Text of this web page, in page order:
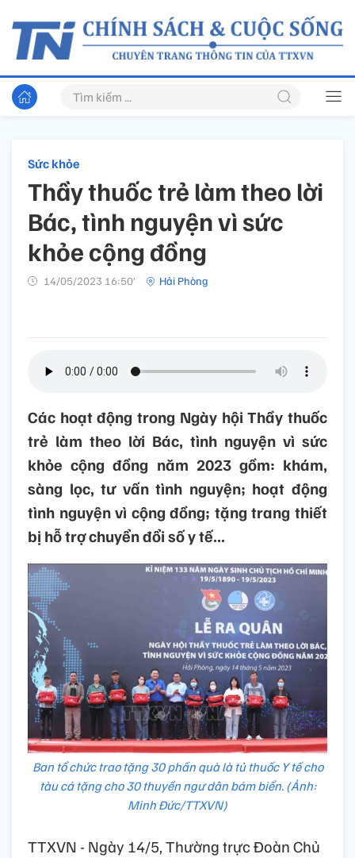
Sức khỏe
Thầy thuốc trẻ làm theo lời
Bác, tình nguyện vì sức
khỏe cộng đồng
14/05/2023 16:50’ Hải Phòng
Các hoạt động trong Ngày hội Thầy thuốc
trẻ làm theo lời Bác, tình nguyện vì sức
khỏe cộng đồng năm 2023 gồm: khám,
sàng lọc, tư vấn tình nguyện; hoạt động
tình nguyện vì cộng đồng; tặng trang thiết
bị hỗ trợ chuyển đổi số y tế...
Ban tổ chức trao tặng 30 phần quà là tủ thuốc Y tế cho
tàu cá tặng cho 30 thuyền ngư dân bám biển. (Ảnh:
Minh Đức/TTXVN)
TTXVN - Ngày 14/5, Thường trực Đoàn Chủ